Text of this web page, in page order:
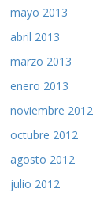
mayo 2013
abril 2013
marzo 2013
enero 2013
noviembre 2012
octubre 2012
agosto 2012
julio 2012